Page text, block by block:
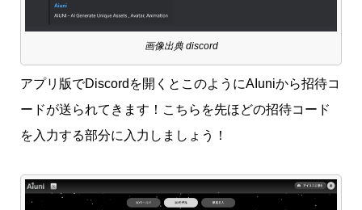
画像出典 discord
アプリ版でDiscordを開くとこのようにAIuniから招待コ
ードが送られてきます！こちらを先ほどの招待コード
を入力する部分に入力しましょう！